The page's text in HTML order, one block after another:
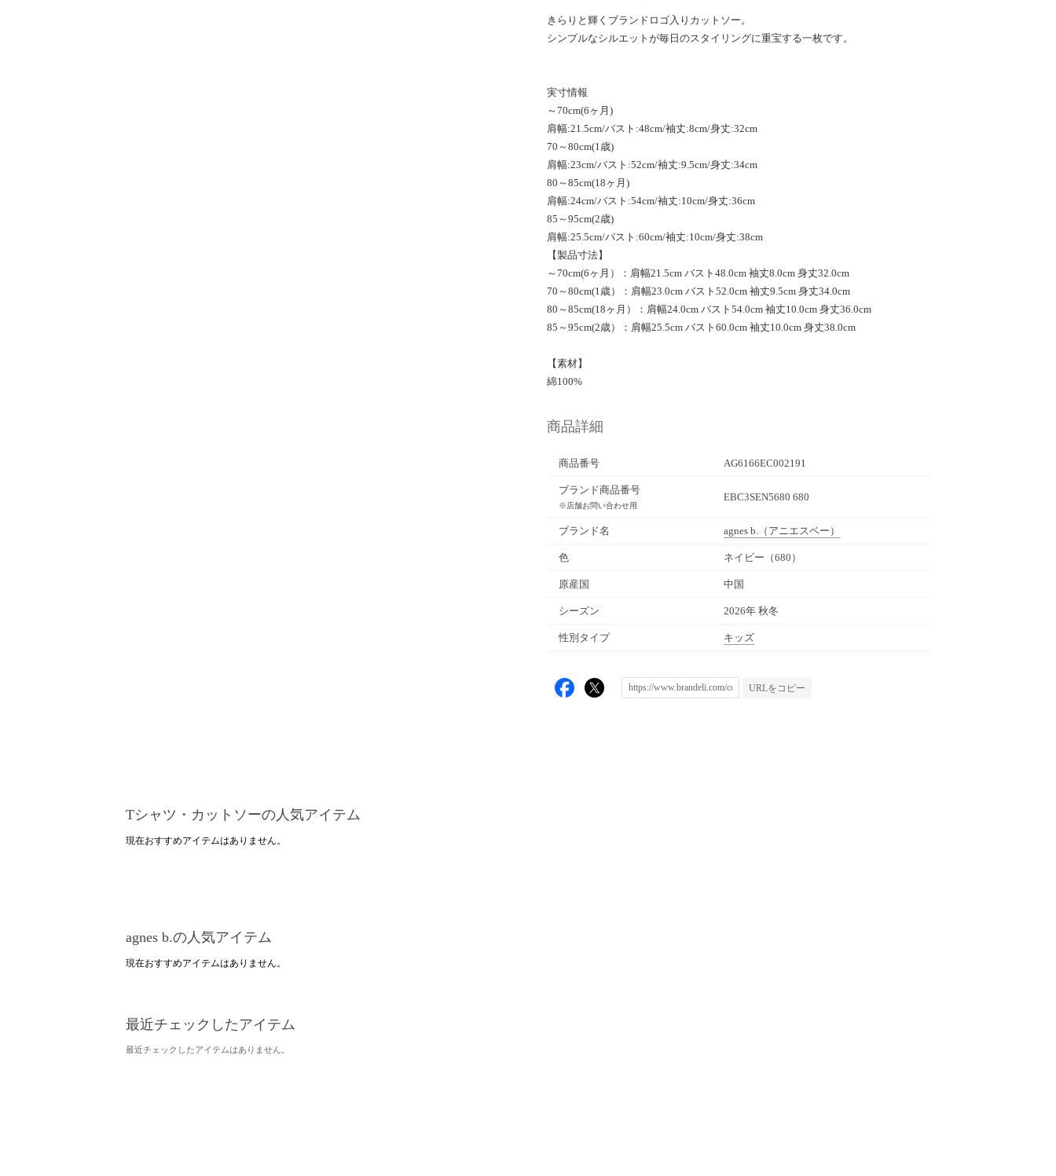
きらりと輝くブランドロゴ入りカットソー。
シンプルなシルエットが毎日のスタイリングに重宝する一枚です。
実寸情報
～70cm(6ヶ月)
肩幅:21.5cm/バスト:48cm/袖丈:8cm/身丈:32cm
70～80cm(1歳)
肩幅:23cm/バスト:52cm/袖丈:9.5cm/身丈:34cm
80～85cm(18ヶ月)
肩幅:24cm/バスト:54cm/袖丈:10cm/身丈:36cm
85～95cm(2歳)
肩幅:25.5cm/バスト:60cm/袖丈:10cm/身丈:38cm
【製品寸法】
～70cm(6ヶ月）：肩幅21.5cm バスト48.0cm 袖丈8.0cm 身丈32.0cm
70～80cm(1歳）：肩幅23.0cm バスト52.0cm 袖丈9.5cm 身丈34.0cm
80～85cm(18ヶ月）：肩幅24.0cm バスト54.0cm 袖丈10.0cm 身丈36.0cm
85～95cm(2歳）：肩幅25.5cm バスト60.0cm 袖丈10.0cm 身丈38.0cm
【素材】
綿100%
商品詳細
商品番号 AG6166EC002191
ブランド商品番号
※店舗お問い合わせ用
EBC3SEN5680 680
ブランド名 agnes b. （アニエスベー）
色 ネイビー（680）
原産国 中国
シーズン 2026年 秋冬
性別タイプ キッズ
URLをコピー
Tシャツ・カットソーの人気アイテム
現在おすすめアイテムはありません。
agnes b.の人気アイテム
現在おすすめアイテムはありません。
最近チェックしたアイテム
最近チェックしたアイテムはありません。